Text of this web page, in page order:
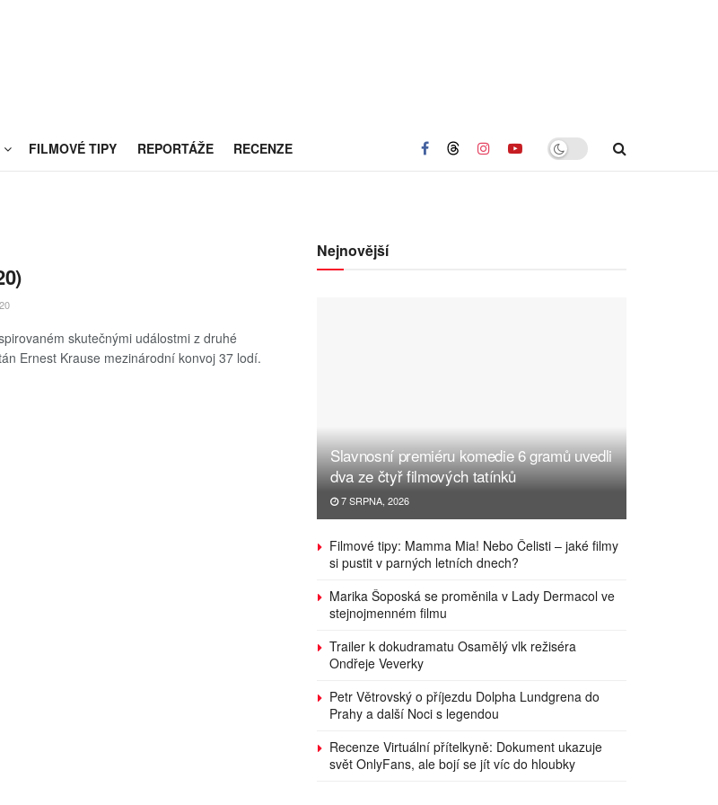
FILMOVÉ TIPY REPORTÁŽE RECENZE
skutečnými událostmi z druhé
Ernest Krause mezinárodní konvoj 37 lodí.
Nejnovější
Slavnosní premiéru komedie 6 gramů uvedli
dva ze čtyř filmových tatínků
7 SRPNA, 2026
Filmové tipy: Mamma Mia! Nebo Čelisti – jaké filmy
si pustit v parných letních dnech?
Marika Šoposká se proměnila v Lady Dermacol ve
stejnojmenném filmu
Trailer k dokudramatu Osamělý vlk režiséra
Ondřeje Veverky
Petr Větrovský o příjezdu Dolpha Lundgrena do
Prahy a další Noci s legendou
Recenze Virtuální přítelkyně: Dokument ukazuje
svět OnlyFans, ale bojí se jít víc do hloubky